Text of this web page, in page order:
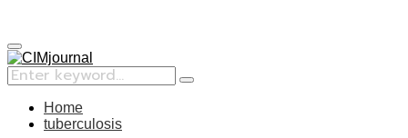
Primary
Menu
Search
for:
Search
Home
tuberculosis